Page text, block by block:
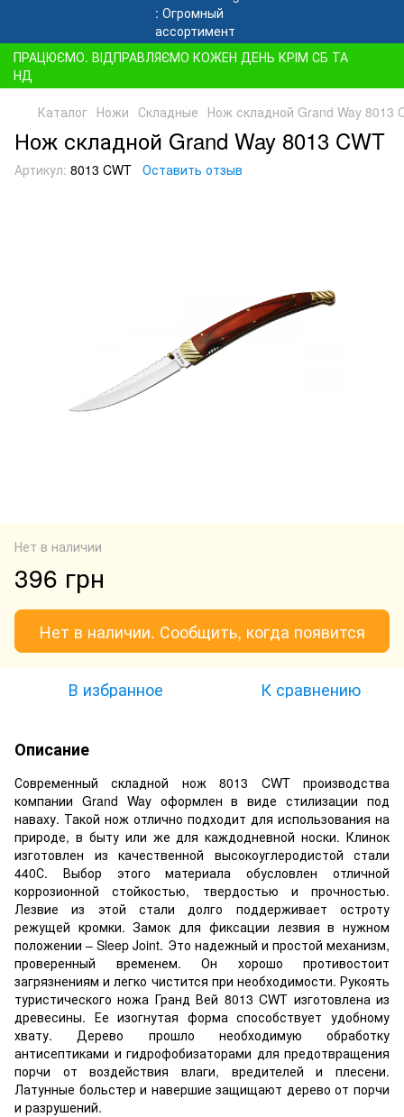
ПРАЦЮЄМО. ВІДПРАВЛЯЄМО КОЖЕН ДЕНЬ КРІМ СБ ТА
НД
Каталог Ножи Складные Нож складной Grand Way 8013
Нож складной Grand Way 8013 CWT
Артикул: 8013 CWT Оставить отзыв
Нет в наличии
396 грн
Нет в наличии. Сообщить, когда появится
В избранное К сравнению
Описание
Современный складной нож 8013 CWT производства
компании Grand Way оформлен в виде стилизации под
наваху. Такой нож отлично подходит для использования на
природе, в быту или же для каждодневной носки. Клинок
изготовлен из качественной высокоуглеродистой стали
440С. Выбор этого материала обусловлен отличной
коррозионной стойкостью, твердостью и прочностью.
Лезвие из этой стали долго поддерживает остроту
режущей кромки. Замок для фиксации лезвия в нужном
положении – Sleep Joint. Это надежный и простой механизм,
проверенный временем. Он хорошо противостоит
загрязнениям и легко чистится при необходимости. Рукоять
туристического ножа Гранд Вей 8013 CWT изготовлена из
древесины. Ее изогнутая форма способствует удобному
хвату. Дерево прошло необходимую обработку
антисептиками и гидрофобизаторами для предотвращения
порчи от воздействия влаги, вредителей и плесени.
Латунные больстер и навершие защищают дерево от порчи
и разрушений.